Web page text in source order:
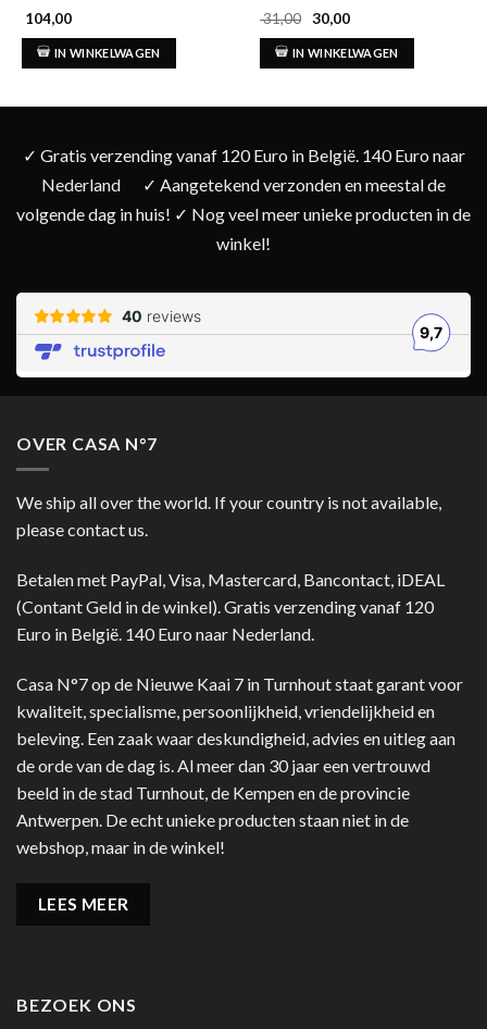
104,00
IN WINKELWAGEN
31,00
Oorspronkelijke
prijs
was:
€ 31,00.
30,00Huidige
is:
€ 30,00.
IN WINKELWAGEN
✓ Gratis verzending vanaf 120 Euro in België. 140 Euro naar
Nederland
✓ Aangetekend verzonden en meestal de
volgende dag in huis! ✓ Nog veel meer unieke producten in de
winkel!
OVER CASA N°7
We ship all over the world. If your country is not available,
please contact us.
Betalen met PayPal, Visa, Mastercard, Bancontact, iDEAL
(Contant Geld in de winkel). Gratis verzending vanaf 120
Euro in België. 140 Euro naar Nederland.
Casa N°7 op de Nieuwe Kaai 7 in Turnhout staat garant voor
kwaliteit, specialisme, persoonlijkheid, vriendelijkheid en
beleving. Een zaak waar deskundigheid, advies en uitleg aan
de orde van de dag is. Al meer dan 30 jaar een vertrouwd
beeld in de stad Turnhout, de Kempen en de provincie
Antwerpen. De echt unieke producten staan niet in de
webshop, maar in de winkel!
LEES MEER
BEZOEK ONS